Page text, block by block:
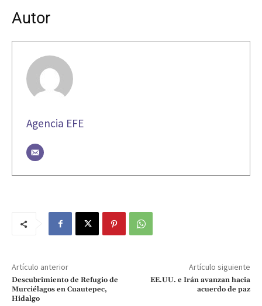
Autor
Agencia EFE
Artículo anterior
Descubrimiento de Refugio de
Murciélagos en Cuautepec,
Hidalgo
Artículo siguiente
EE.UU. e Irán avanzan hacia
acuerdo de paz